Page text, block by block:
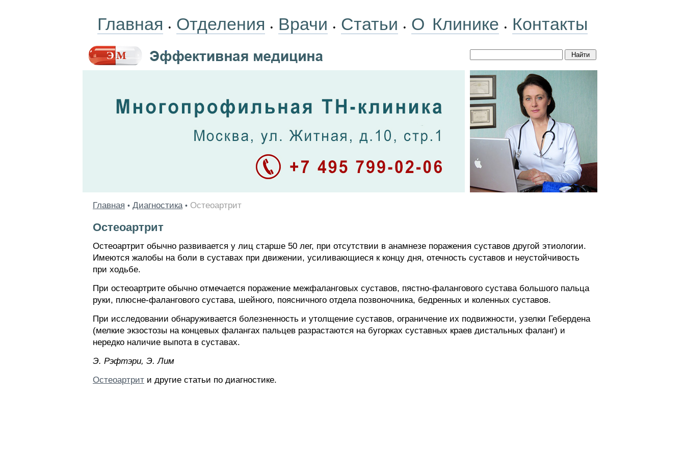
Главная • Отделения • Врачи • Статьи • О Клинике • Контакты
Главная • Диагностика • Остеоартрит
Остеоартрит
Остеоартрит обычно развивается у лиц старше 50 лег, при отсутствии в анамнезе поражения суставов другой этиологии.
Имеются жалобы на боли в суставах при движении, усиливающиеся к концу дня, отечность суставов и неустойчивость
при ходьбе.
При остеоартрите обычно отмечается поражение межфаланговых суставов, пястно-фалангового сустава большого пальца
руки, плюсне-фалангового сустава, шейного, поясничного отдела позвоночника, бедренных и коленных суставов.
При исследовании обнаруживается болезненность и утолщение суставов, ограничение их подвижности, узелки Гебердена
(мелкие экзостозы на концевых фалангах пальцев разрастаются на бугорках суставных краев дистальных фаланг) и
нередко наличие выпота в суставах.
Э. Pэфтэpи, Э. Лим
Остеоартрит и другие статьи по диагностике.